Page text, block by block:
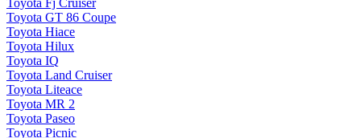
Toyota GT 86 Coupe
Toyota Hiace
Toyota Hilux
Toyota IQ
Toyota Land Cruiser
Toyota Liteace
Toyota MR 2
Toyota Paseo
Toyota Picnic